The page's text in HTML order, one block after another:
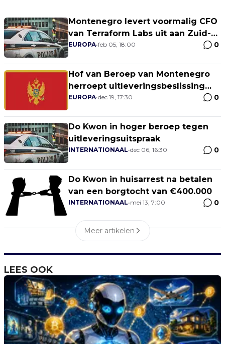
Montenegro levert voormalig CFO
van Terraform Labs uit aan Zuid-
Korea
EUROPA•feb 05, 18:00 0
Hof van Beroep van Montenegro
herroept uitleveringsbeslissing
van Do Kwon
EUROPA•dec 19, 17:30 0
Do Kwon in hoger beroep tegen
uitleveringsuitspraak
INTERNATIONAAL•dec 06, 16:30 0
Do Kwon in huisarrest na betalen
van een borgtocht van €400.000
INTERNATIONAAL•mei 13, 7:00 0
Meer artikelen
LEES OOK